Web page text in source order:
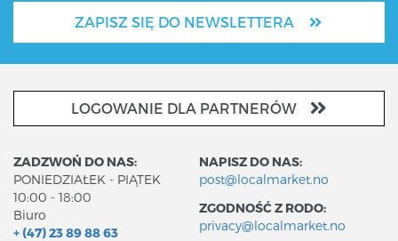
ZAPISZ SIĘ DO NEWSLETTERA
LOGOWANIE DLA PARTNERÓW
ZADZWOŃ DO NAS:
PONIEDZIAŁEK - PIĄTEK
10:00 - 18:00
Biuro
+ (47) 23 89 88 63
NAPISZ DO NAS:
post@localmarket.no
ZGODNOŚĆ Z RODO:
privacy@localmarket.no